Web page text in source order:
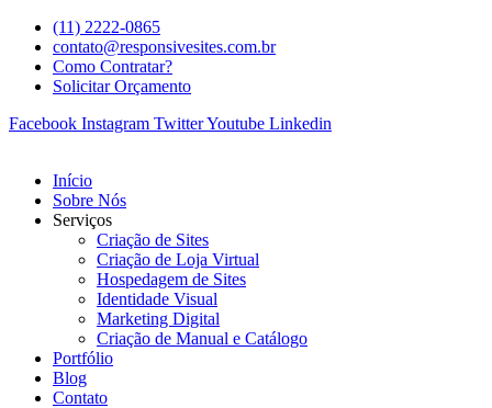
(11) 2222-0865
contato@responsivesites.com.br
Como Contratar?
Solicitar Orçamento
Facebook Instagram TwitterYoutube Linkedin
Início
Sobre Nós
Serviços
Criação de Sites
Criação de Loja Virtual
Hospedagem de Sites
Identidade Visual
Marketing Digital
Criação de Manual e Catálogo
Portfólio
Blog
Contato